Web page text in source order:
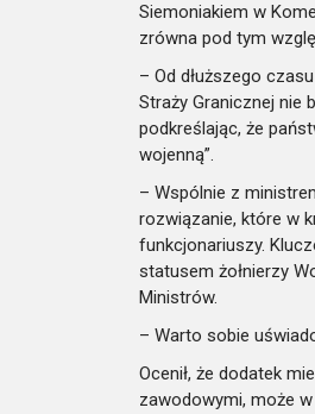
Siemoniakiem w
zrówna pod tym
– Od dłuższego
Straży Granicznej nie
podkreślając, że
wojenną”.
– Wspólnie z
rozwiązanie, które w
funkcjonariuszy.
statusem żołnierzy
Ministrów.
– Warto sobie
Ocenił, że dodatek
zawodowymi, może